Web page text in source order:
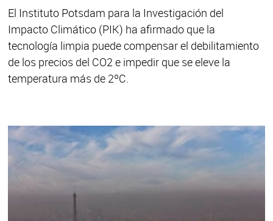
El Instituto Potsdam para la Investigación del
Impacto Climático (PIK) ha afirmado que la
tecnología limpia puede compensar el debilitamiento
de los precios del CO2 e impedir que se eleve la
temperatura más de 2ºC.